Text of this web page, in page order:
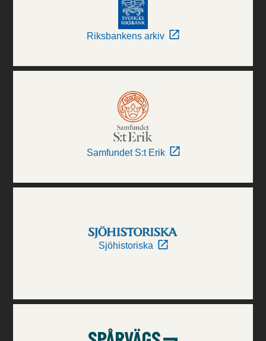
Riksbankens arkiv
Samfundet S:t Erik
Sjöhistoriska